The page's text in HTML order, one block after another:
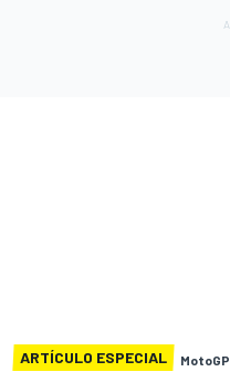
ARTÍCULO ESPECIAL MotoGP